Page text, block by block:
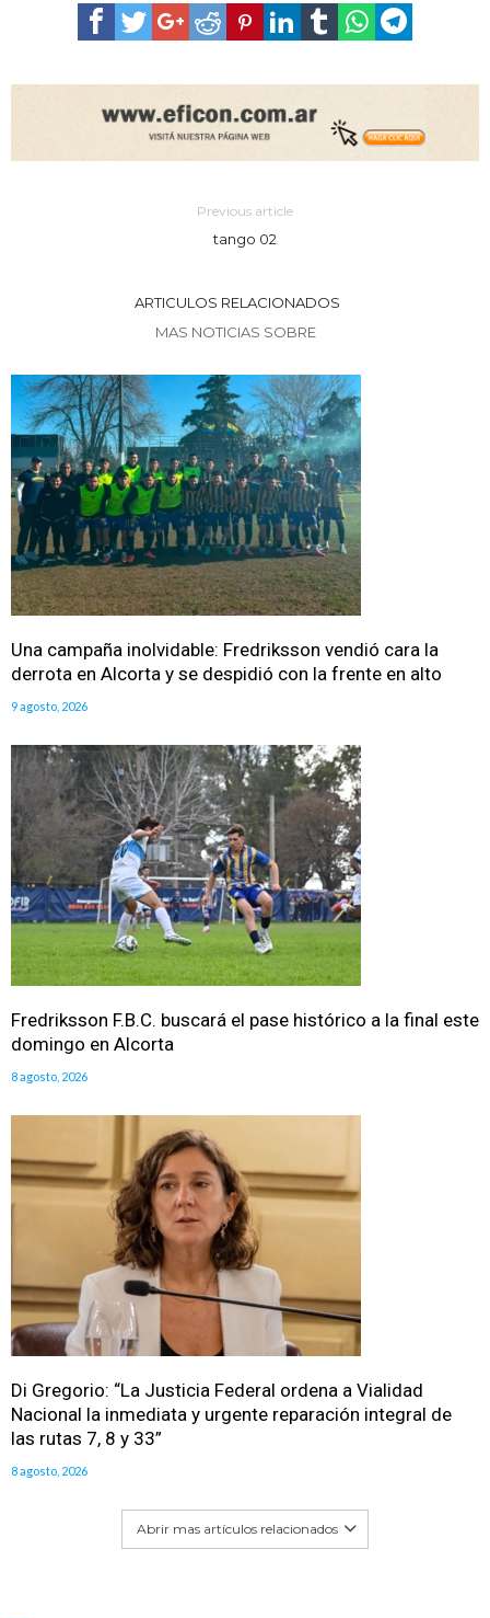
Previous article
tango 02
ARTICULOS RELACIONADOS
MAS NOTICIAS SOBRE
Una campaña inolvidable: Fredriksson vendió cara la
derrota en Alcorta y se despidió con la frente en alto
9 agosto, 2026
Fredriksson F.B.C. buscará el pase histórico a la final este
domingo en Alcorta
8 agosto, 2026
Di Gregorio: “La Justicia Federal ordena a Vialidad
Nacional la inmediata y urgente reparación integral de
las rutas 7, 8 y 33”
8 agosto, 2026
Abrir mas artículos relacionados